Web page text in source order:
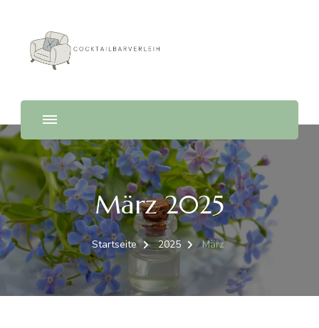
Cocktailbarverleih
März 2025
Startseite 2025 März